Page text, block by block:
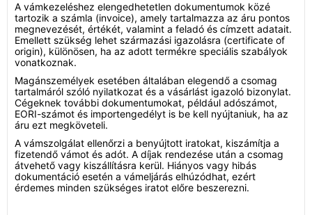
A vámkezeléshez elengedhetetlen dokumentumok közé
tartozik a számla (invoice), amely tartalmazza az áru pontos
megnevezését, értékét, valamint a feladó és címzett adatait.
Emellett szükség lehet származási igazolásra (certificate of
origin), különösen, ha az adott termékre speciális szabályok
vonatkoznak.
Magánszemélyek esetében általában elegendő a csomag
tartalmáról szóló nyilatkozat és a vásárlást igazoló bizonylat.
Cégeknek további dokumentumokat, például adószámot,
EORI-számot és importengedélyt is be kell nyújtaniuk, ha az
áru ezt megköveteli.
A vámszolgálat ellenőrzi a benyújtott iratokat, kiszámítja a
fizetendő vámot és adót. A díjak rendezése után a csomag
átvehető vagy kiszállításra kerül. Hiányos vagy hibás
dokumentáció esetén a vámeljárás elhúzódhat, ezért
érdemes minden szükséges iratot előre beszerezni.